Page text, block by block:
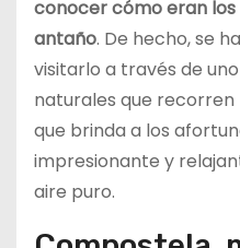
conocer cómo eran
antaño. De hecho, se
visitarlo a través de
naturales que recorren
que brinda a los
impresionante y
aire puro.